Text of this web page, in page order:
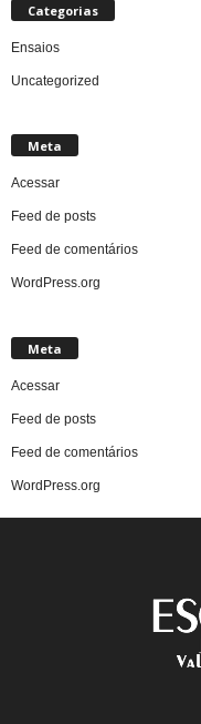
Categorias
Ensaios
Uncategorized
Meta
Acessar
Feed de posts
Feed de comentários
WordPress.org
Meta
Acessar
Feed de posts
Feed de comentários
WordPress.org